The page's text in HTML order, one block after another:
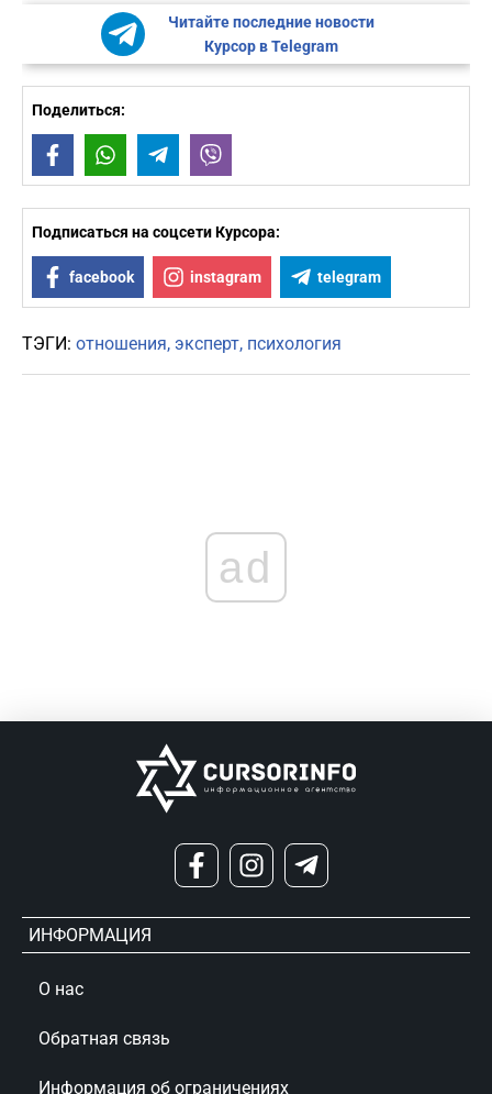
Читайте последние новости
Курсор в Telegram
Поделиться:
FacebookWhatsAppTelegram
Подписаться на соцсети Курсора:
facebook instagram telegram
ТЭГИ: отношения эксперт психология
ad
ИНФОРМАЦИЯ
О нас
Обратная связь
Информация об ограничениях